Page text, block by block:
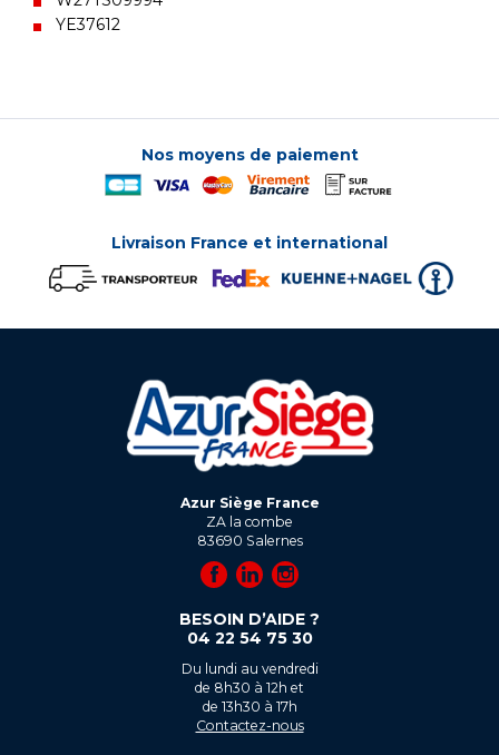
YE37612
Nos moyens de paiement
Livraison France et international
Azur Siège France
ZA la combe
83690 Salernes
BESOIN D’AIDE ?
04 22 54 75 30
Du lundi au vendredi
de 8h30 à 12h et
de 13h30 à 17h
Contactez-nous